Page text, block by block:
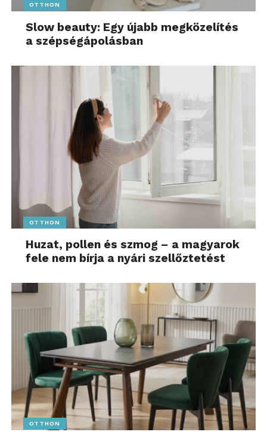
OTTHON
Slow beauty: Egy újabb megközelítés
a szépségápolásban
OTTHON
Huzat, pollen és szmog – a magyarok
fele nem bírja a nyári szellőztetést
OTTHON